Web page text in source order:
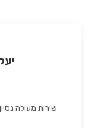
שירות מעולה